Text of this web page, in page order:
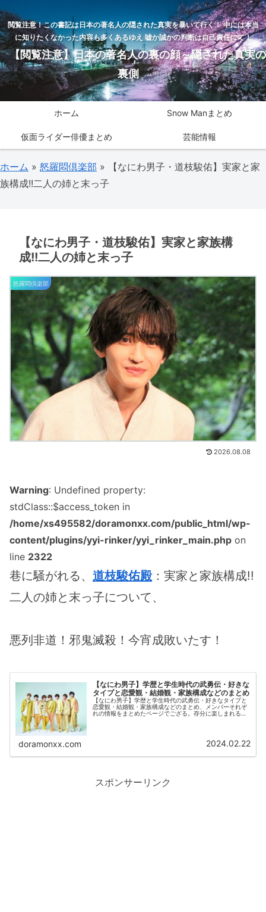
閲覧注意！この書記は日本の著名人の隠された真実を暴いて行く！ 中には本当
に知りたくなかった内容も多くあるゆえ 嘘か誠かの判断は自己責任にて！
【閲覧注意】日本の著名人の裏の顔～隠された真実の
裏側
ホーム Snow Manまとめ
仮面ライダー俳優まとめ 芸能情報
ホーム » 怒羅悶倶楽部 » 【なにわ男子・道枝駿佑】実家と家
族構成!!二人の姉と末っ子
【なにわ男子・道枝駿佑】実家と家族構
成!!二人の姉と末っ子
怒羅悶倶楽部
2026.08.08
Warning: Undefined property:
stdClass::$access_token in
/home/xs495582/doramonxx.com/public_html/wp-
content/plugins/yyi-rinker/yyi_rinker_main.php on
line 2322
巷に騒がれる、 道枝駿佑殿：実家と家族構成!!
二人の姉と末っ子について、
悪列非道！邪鬼滅殺！今宵成敗いたす！
【なにわ男子】学歴と学生時代の武勇伝・好きな
タイプと恋愛観・結婚観・家族構成などのまとめ
【なにわ男子】学歴と学生時代の武勇伝・好きなタイプと
恋愛観・結婚観・家族構成などのまとめ、メンバーそれぞ
れの情報をまとめたページでござる。存分に楽しまれるが
doramonxx.com 2024.02.22
スポンサーリンク